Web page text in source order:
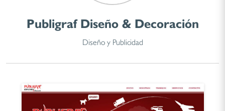
Publigraf Diseño & Decoración
Diseño y Publicidad